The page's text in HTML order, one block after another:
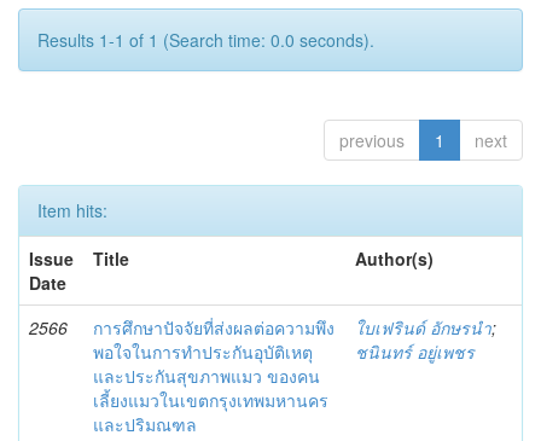
Results 1-1 of 1 (Search time: 0.0 seconds).
previous 1 next
Item hits:
Issue
Date
Title Author(s)
2566
การศึกษาปัจจัยที่ส่งผลต่อความพึง
พอใจในการทำประกันอุบัติเหตุ
และประกันสุขภาพแมว ของคน
เลี้ยงแมวในเขตกรุงเทพมหานคร
และปริมณฑล
ใบเฟรินด์ อักษรนำ;
ชนินทร์ อยู่เพชร